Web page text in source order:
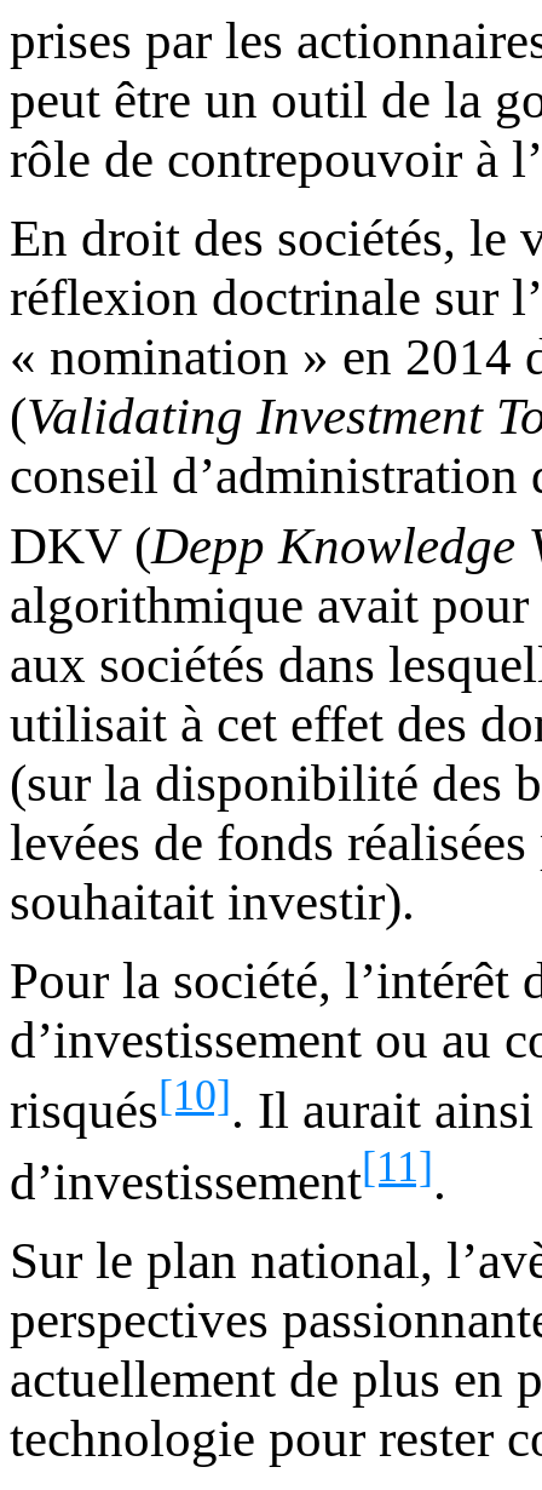
prises par les
peut être un outil de la
rôle de contrepouvoir à
En droit des sociétés, le
réflexion doctrinale sur
« nomination » en 2014
(Validating Investment
conseil d’administration
DKV (Depp Knowledge
algorithmique avait pour
aux sociétés dans
utilisait à cet effet des
(sur la disponibilité des
levées de fonds
souhaitait investir).
Pour la société,
d’investissement ou au
risqués[10]. Il aurait
d’investissement[11].
Sur le plan national,
perspectives
actuellement de plus en
technologie pour rester